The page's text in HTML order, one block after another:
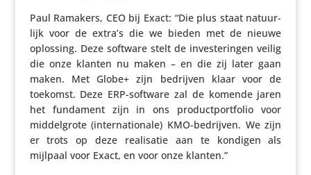
Paul Ramakers, CEO bij Exact: “Die plus staat natuur­
lijk voor de extra’s die we bieden met de nieuwe
oplossing. Deze software stelt de inves­te­ringen veilig
die onze klanten nu maken – en die zij later gaan
maken. Met Globe+ zijn bedrijven klaar voor de
toekomst. Deze ERP-software zal de komende jaren
het fundament zijn in ons product­port­folio voor
middel­grote (inter­na­ti­o­nale) KMO-bedrijven. We zijn
er trots op deze reali­satie aan te kondigen als
mijlpaal voor Exact, en voor onze klanten.”